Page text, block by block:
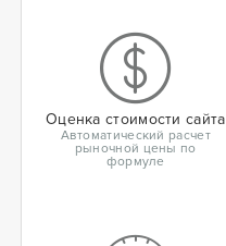
Оценка стоимости сайта
Автоматический расчет
рыночной цены по
формуле